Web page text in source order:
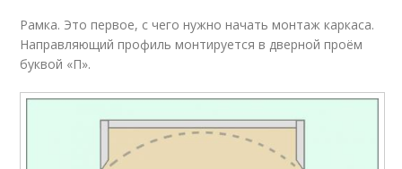
Рамка. Это первое, с чего нужно начать монтаж каркаса.
Направляющий профиль монтируется в дверной проём
буквой «П».